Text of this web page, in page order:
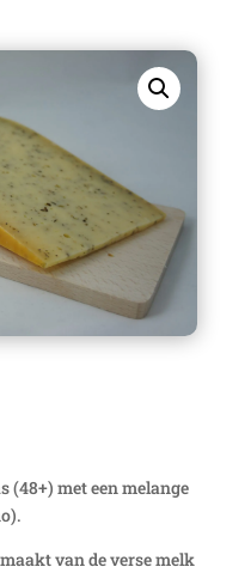
(48+) met een melange
van de verse melk